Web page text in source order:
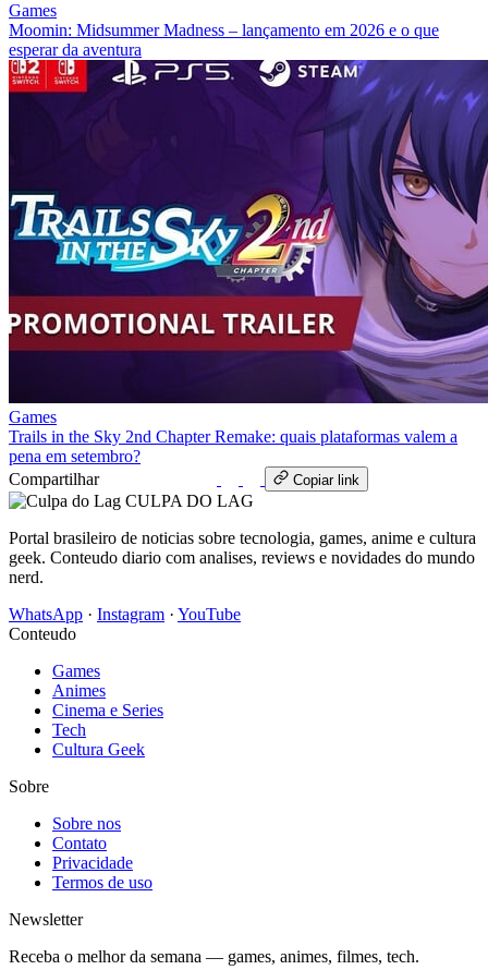
Games
Moomin: Midsummer Madness – lançamento em 2026 e o que
esperar da aventura
Games
Trails in the Sky 2nd Chapter Remake: quais plataformas valem a
pena em setembro?
Compartilhar
Copiar link
CULPA DO LAG
Portal brasileiro de noticias sobre tecnologia, games, anime e cultura
geek. Conteudo diario com analises, reviews e novidades do mundo
nerd.
WhatsApp · Instagram · YouTube
Conteudo
Games
Animes
Cinema e Series
Tech
Cultura Geek
Sobre
Sobre nos
Contato
Privacidade
Termos de uso
Newsletter
Receba o melhor da semana — games, animes, filmes, tech.